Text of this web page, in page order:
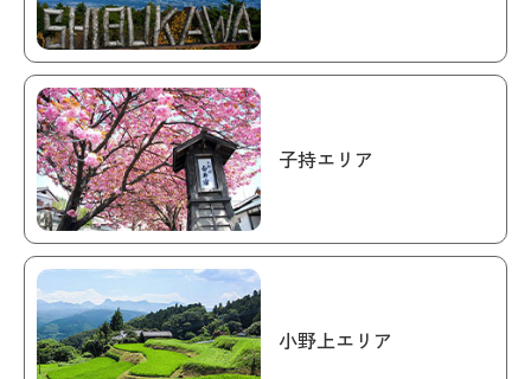
子持エリア
小野上エリア